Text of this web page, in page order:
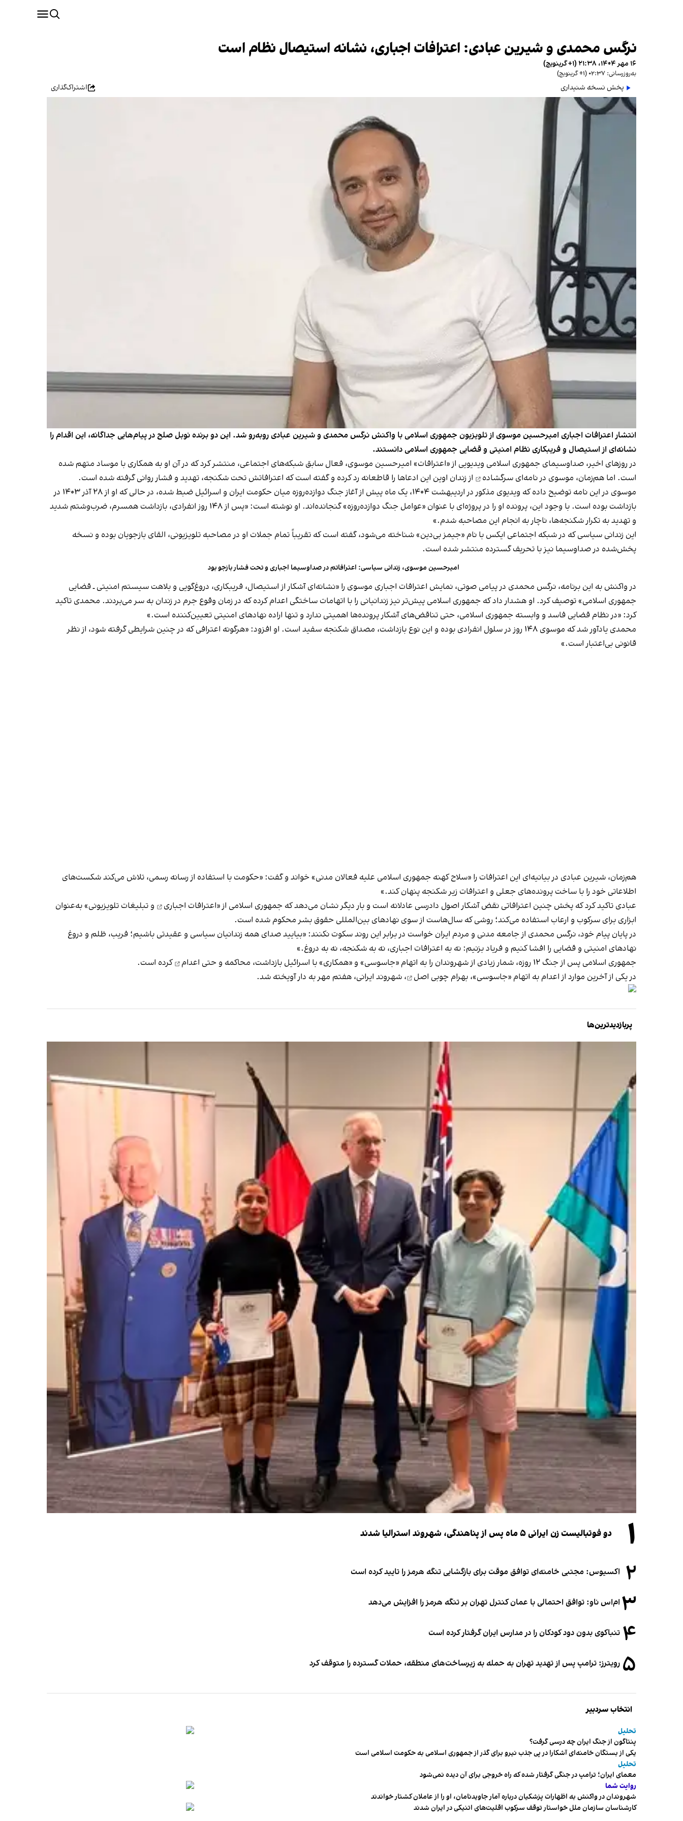
نرگس محمدی و شیرین عبادی: اعترافات اجباری، نشانه استیصال نظام است
۱۶ مهر ۱۴۰۴، ۲۱:۳۸ (‎+۱ گرینویچ)
به‌روزرسانی: ۰۲:۳۷ (‎+۱ گرینویچ)
پخش نسخه شنیداری اشتراک‌گذاری
انتشار اعترافات اجباری امیرحسین موسوی از تلویزیون جمهوری اسلامی با واکنش نرگس محمدی و شیرین عبادی روبه‌رو شد. این دو برنده نوبل صلح در پیام‌هایی جداگانه، این اقدام را
نشانه‌ای از استیصال و فریبکاری نظام امنیتی و قضایی جمهوری اسلامی دانستند.
در روزهای اخیر، صداوسیمای جمهوری اسلامی ویدیویی از «اعترافات» امیرحسین موسوی، فعال سابق شبکه‌های اجتماعی، منتشر کرد که در آن او به همکاری با موساد متهم شده
است. اما هم‌زمان، موسوی درنامه‌ای سرگشاده
از زندان اوین این ادعاها را قاطعانه رد کرده و گفته است که اعترافاتش تحت شکنجه، تهدید و فشار روانی گرفته شده است.
موسوی در این نامه توضیح داده که ویدیوی مذکور در اردیبهشت ۱۴۰۴، یک ماه پیش از آغاز جنگ دوازده‌روزه میان حکومت ایران و اسرائیل ضبط شده، در حالی که او از ۲۸ آذر ۱۴۰۳ در
بازداشت بوده است. با وجود این، پرونده او را در پروژه‌ای با عنوان «عوامل جنگ دوازده‌روزه» گنجانده‌اند. او نوشته است: «پس از ۱۴۸ روز انفرادی، بازداشت همسرم، ضرب‌وشتم شدید
و تهدید به تکرار شکنجه‌ها، ناچار به انجام این مصاحبه شدم.»
این زندانی سیاسی که در شبکه اجتماعی ایکس با نام «جیمز بی‌دین» شناخته می‌شود، گفته است که تقریباً تمام جملات او در مصاحبه تلویزیونی، القای بازجویان بوده و نسخه
پخش‌شده در صداوسیما نیز با تحریف گسترده منتشر شده است.
امیرحسین موسوی، زندانی سیاسی: اعترافاتم در صداوسیما اجباری و تحت فشار بازجو بود
در واکنش به این برنامه، نرگس محمدی در پیامی صوتی، نمایش اعترافات اجباری موسوی را «نشانه‌ای آشکار از استیصال، فریبکاری، دروغ‌گویی و بلاهت سیستم امنیتی ـ قضایی
جمهوری اسلامی» توصیف کرد. او هشدار داد که جمهوری اسلامی پیش‌تر نیز زندانیانی را با اتهامات ساختگی اعدام کرده که در زمان وقوع جرم در زندان به سر می‌بردند. محمدی تاکید
کرد: «در نظام قضایی فاسد و وابسته جمهوری اسلامی، حتی تناقض‌های آشکار پرونده‌ها اهمیتی ندارد و تنها اراده نهادهای امنیتی تعیین‌کننده است.»
محمدی یادآور شد که موسوی ۱۴۸ روز در سلول انفرادی بوده و این نوع بازداشت، مصداق شکنجه سفید است. او افزود: «هرگونه اعترافی که در چنین شرایطی گرفته شود، از نظر
قانونی بی‌اعتبار است.»
هم‌زمان، شیرین عبادی در بیانیه‌ای این اعترافات را «سلاح کهنه جمهوری اسلامی علیه فعالان مدنی» خواند و گفت: «حکومت با استفاده از رسانه رسمی، تلاش می‌کند شکست‌های
اطلاعاتی خود را با ساخت پرونده‌های جعلی و اعترافات زیر شکنجه پنهان کند.»
عبادی تاکید کرد که پخش چنین اعترافاتی نقض آشکار اصول دادرسی عادلانه است و بار دیگر نشان می‌دهد که جمهوری اسلامی از «اعترافات اجباری
و تبلیغات تلویزیونی» به‌عنوان
ابزاری برای سرکوب و ارعاب استفاده می‌کند؛ روشی که سال‌هاست از سوی نهادهای بین‌المللی حقوق بشر محکوم شده است.
در پایان پیام خود، نرگس محمدی از جامعه مدنی و مردم ایران خواست در برابر این روند سکوت نکنند: «بیایید صدای همه زندانیان سیاسی و عقیدتی باشیم؛ فریب، ظلم و دروغ
نهادهای امنیتی و قضایی را افشا کنیم و فریاد بزنیم: نه به اعترافات اجباری، نه به شکنجه، نه به دروغ.»
جمهوری اسلامی پس از جنگ ۱۲ روزه، شمار زیادی از شهروندان را به اتهام «جاسوسی» و «همکاری» با اسرائیل بازداشت، محاکمه و حتی
اعدام
کرده است.
در یکی از آخرین موارد از اعدام به اتهام «جاسوسی»، بهرام چوبی اصل ، شهروند ایرانی، هفتم مهر به دار آویخته شد.
پربازدیدترین‌ها
۱ دو فوتبالیست زن ایرانی ۵ ماه پس از پناهندگی، شهروند استرالیا شدند
۲ اکسیوس: مجتبی خامنه‌ای توافق موقت برای بازگشایی تنگه هرمز را تایید کرده است
۳ ام‌اس ناو: توافق احتمالی با عمان کنترل تهران بر تنگه هرمز را افزایش می‌دهد
۴ تنباکوی بدون دود کودکان را در مدارس ایران گرفتار کرده است
۵ رویترز: ترامپ پس از تهدید تهران به حمله به زیرساخت‌های منطقه، حملات گسترده را متوقف کرد
انتخاب سردبیر
تحلیل
پنتاگون از جنگ ایران چه درسی گرفت؟
یکی از بستگان خامنه‌ای آشکارا در پی جذب نیرو برای گذر از جمهوری اسلامی به حکومت اسلامی است
تحلیل
معمای ایران؛ ترامپ در جنگی گرفتار شده که راه خروجی برای آن دیده نمی‌شود
روایت شما
شهروندان در واکنش به اظهارات پزشکیان درباره آمار جاویدنامان، او را از عاملان کشتار خواندند
کارشناسان سازمان ملل خواستار توقف سرکوب اقلیت‌های اتنیکی در ایران شدند